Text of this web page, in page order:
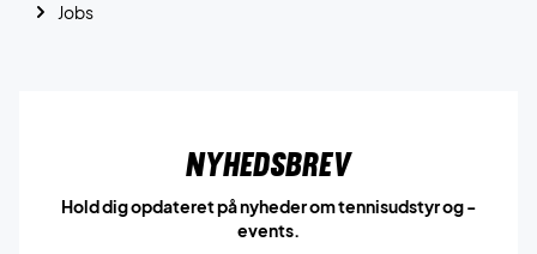
Jobs
Nyhedsbrev
Hold dig opdateret på nyheder om tennisudstyr og -
events.